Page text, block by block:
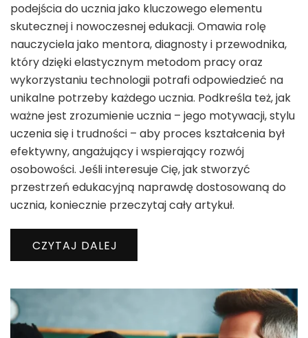
podejścia do ucznia jako kluczowego elementu
skutecznej i nowoczesnej edukacji. Omawia rolę
nauczyciela jako mentora, diagnosty i przewodnika,
który dzięki elastycznym metodom pracy oraz
wykorzystaniu technologii potrafi odpowiedzieć na
unikalne potrzeby każdego ucznia. Podkreśla też, jak
ważne jest zrozumienie ucznia – jego motywacji, stylu
uczenia się i trudności – aby proces kształcenia był
efektywny, angażujący i wspierający rozwój
osobowości. Jeśli interesuje Cię, jak stworzyć
przestrzeń edukacyjną naprawdę dostosowaną do
ucznia, koniecznie przeczytaj cały artykuł.
CZYTAJ DALEJ